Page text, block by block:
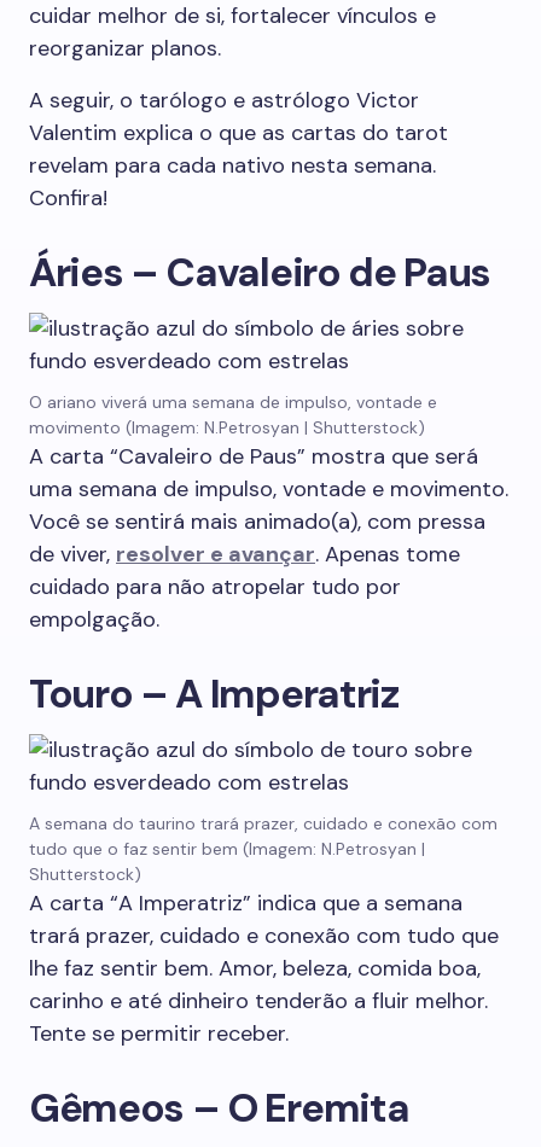
cuidar melhor de si, fortalecer vínculos e
reorganizar planos.
A seguir, o tarólogo e astrólogo Victor
Valentim explica o que as cartas do tarot
revelam para cada nativo nesta semana.
Confira!
Áries – Cavaleiro de Paus
O ariano viverá uma semana de impulso, vontade e
movimento (Imagem: N.Petrosyan | Shutterstock)
A carta “Cavaleiro de Paus” mostra que será
uma semana de impulso, vontade e movimento.
Você se sentirá mais animado(a), com pressa
de viver, resolver e avançar. Apenas tome
cuidado para não atropelar tudo por
empolgação.
Touro – A Imperatriz
A semana do taurino trará prazer, cuidado e conexão com
tudo que o faz sentir bem (Imagem: N.Petrosyan |
Shutterstock)
A carta “A Imperatriz” indica que a semana
trará prazer, cuidado e conexão com tudo que
lhe faz sentir bem. Amor, beleza, comida boa,
carinho e até dinheiro tenderão a fluir melhor.
Tente se permitir receber.
Gêmeos – O Eremita